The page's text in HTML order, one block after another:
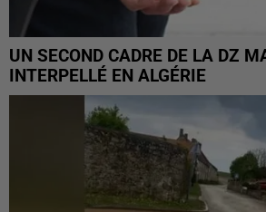
UN SECOND CADRE DE LA DZ
INTERPELLÉ EN ALGÉRIE